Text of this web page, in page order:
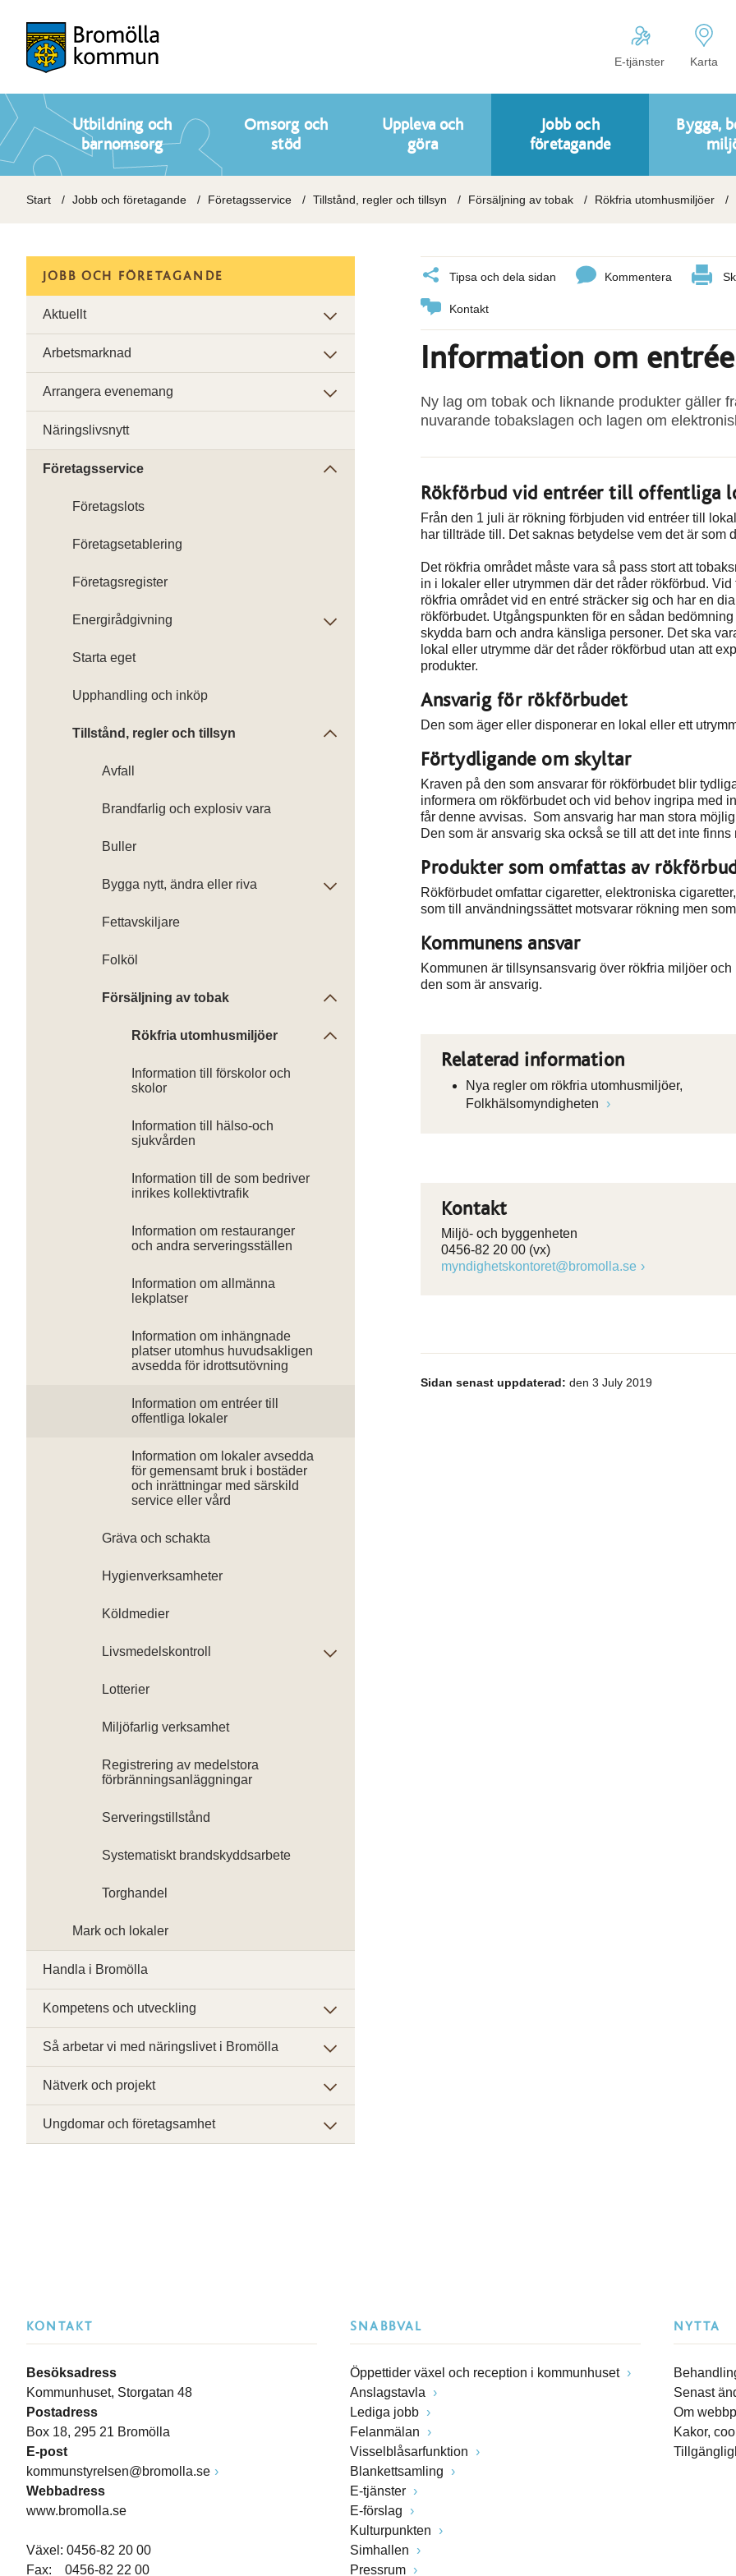
E-tjänster Karta
Utbildning och
barnomsorg
Omsorg och
stöd
Uppleva och
göra
Jobb och
företagande
Bygga,
Start Jobb och företagande Företagsservice Tillstånd, regler och tillsyn Försäljning av tobak Rökfria utomhusmiljöer
Tipsa och dela sidan Kommentera
Kontakt
Information om
Ny lag om tobak och liknande produkter gäller
nuvarande tobakslagen och lagen om
Rökförbud vid entréer till offentliga
Från den 1 juli är rökning förbjuden vid entréer till
har tillträde till. Det saknas betydelse vem det är
Det rökfria området måste vara så pass stort att
in i lokaler eller utrymmen där det råder rökförbud.
rökfria området vid en entré sträcker sig och har en
rökförbudet. Utgångspunkten för en sådan
skydda barn och andra känsliga personer. Det ska
lokal eller utrymme där det råder rökförbud utan att
produkter.
Ansvarig för rökförbudet
Den som äger eller disponerar en lokal eller ett
Förtydligande om skyltar
Kraven på den som ansvarar för rökförbudet blir
informera om rökförbudet och vid behov ingripa med
får denne avvisas. Som ansvarig har man stora
Den som är ansvarig ska också se till att det inte
Produkter som omfattas av
Rökförbudet omfattar cigaretter, elektroniska
som till användningssättet motsvarar rökning men
Kommunens ansvar
Kommunen är tillsynsansvarig över rökfria miljöer
den som är ansvarig.
Relaterad information
Nya regler om rökfria utomhusmiljöer,
Folkhälsomyndigheten
Kontakt
Miljö- och byggenheten
0456-82 20 00 (vx)
myndighetskontoret@bromolla.se
Sidan senast uppdaterad: den 3 July 2019
JOBB OCH FÖRETAGANDE
Aktuellt
Arbetsmarknad
Arrangera evenemang
Näringslivsnytt
Företagsservice
Företagslots
Företagsetablering
Företagsregister
Energirådgivning
Starta eget
Upphandling och inköp
Tillstånd, regler och tillsyn
Avfall
Brandfarlig och explosiv vara
Buller
Bygga nytt, ändra eller riva
Fettavskiljare
Folköl
Försäljning av tobak
Rökfria utomhusmiljöer
Information till förskolor och
skolor
Information till hälso-och
sjukvården
Information till de som bedriver
inrikes kollektivtrafik
Information om restauranger
och andra serveringsställen
Information om allmänna
lekplatser
Information om inhängnade
platser utomhus huvudsakligen
avsedda för idrottsutövning
Information om entréer till
offentliga lokaler
Information om lokaler avsedda
för gemensamt bruk i bostäder
och inrättningar med särskild
service eller vård
Gräva och schakta
Hygienverksamheter
Köldmedier
Livsmedelskontroll
Lotterier
Miljöfarlig verksamhet
Registrering av medelstora
förbränningsanläggningar
Serveringstillstånd
Systematiskt brandskyddsarbete
Torghandel
Mark och lokaler
Handla i Bromölla
Kompetens och utveckling
Så arbetar vi med näringslivet i Bromölla
Nätverk och projekt
Ungdomar och företagsamhet
KONTAKT
Besöksadress
Kommunhuset, Storgatan 48
Postadress
Box 18, 295 21 Bromölla
E-post
kommunstyrelsen@bromolla.se
Webbadress
www.bromolla.se
Växel: 0456-82 20 00
Fax: 0456-82 22 00
SNABBVAL
Öppettider växel och reception i kommunhuset
Anslagstavla
Lediga jobb
Felanmälan
Visselblåsarfunktion
Blankettsamling
E-tjänster
E-förslag
Kulturpunkten
Simhallen
Pressrum
NYTTA
Senast
Om
Kakor,